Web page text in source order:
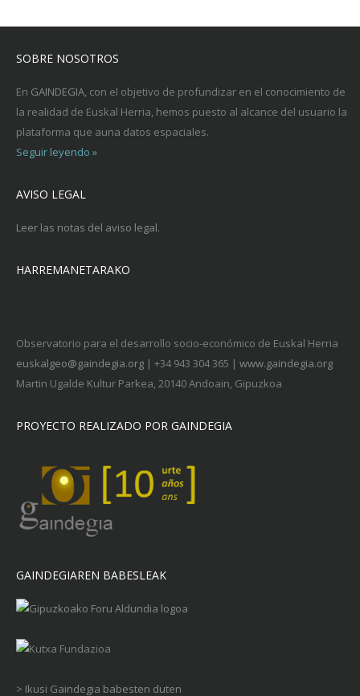
SOBRE NOSOTROS
En GAINDEGIA, con el objetivo de profundizar en el conocimiento de
la realidad de Euskal Herria, hemos puesto al alcance del usuario la
plataforma que auna datos espaciales.
Seguir leyendo »
AVISO LEGAL
Leer las notas del aviso legal.
HARREMANETARAKO
Observatorio para el desarrollo socio-económico de Euskal Herria
euskalgeo@gaindegia.org | +34 943 304 365 | www.gaindegia.org
Martin Ugalde Kultur Parkea, 20140 Andoain, Gipuzkoa
PROYECTO REALIZADO POR GAINDEGIA
GAINDEGIAREN BABESLEAK
> Ikusi Gaindegia babesten duten